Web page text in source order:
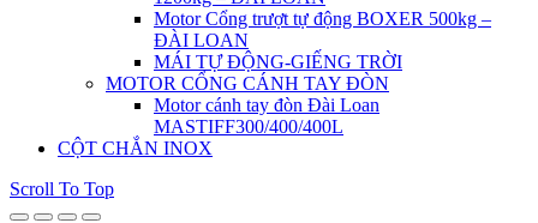
Motor Cổng trượt tự động BOXER 500kg –
ĐÀI LOAN
MÁI TỰ ĐỘNG-GIẾNG TRỜI
MOTOR CỔNG CÁNH TAY ĐÒN
Motor cánh tay đòn Đài Loan
MASTIFF300/400/400L
CỘT CHẮN INOX
Scroll To Top